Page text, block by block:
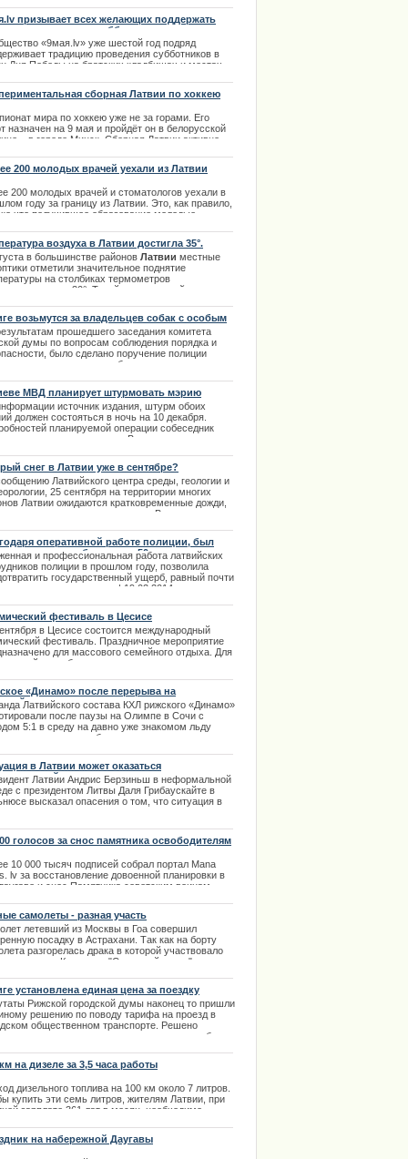
призывает всех желающих поддержать
проведения субботников
«9мая.lv» уже шестой год подряд
традицию проведения субботников в
Дня Победы на братских кладбищах и местах
сборная Латвии по хоккею
мира по хоккею уже не за горами. Его
назначен на 9 мая и пройдёт он в белорусской
– в городе Минск. Сборная Латвии активно
200 молодых врачей уехали из Латвии
200 молодых врачей и стоматологов уехали в
году за границу из Латвии. Это, как правило,
что получившее образование молодые
нашли себе работу в Великобритании и
воздуха в Латвии достигла 35°.
в большинстве районов Латвии местные
отметили значительное поднятие
на столбиках термометров
за 30°. Такой
аномальной жары
источнике. | 08.08.2013
возьмутся за владельцев собак с особым
прошедшего заседания комитета
думы по вопросам соблюдения порядка и
было сделано поручение полиции
уделять особое внимание контролю
МВД планирует штурмовать мэрию
источник издания, штурм обоих
должен состояться в ночь на 10 декабря.
планируемой операции собеседник
рассказывать не стал. В настоящее время в
Майдана, а также медпункт, столовая и
обогрева. | 11.12.2013
снег в Латвии уже в сентябре?
Латвийского центра среды, геологии и
25 сентября на территории многих
Латвии ожидаются кратковременные дожди,
и ночью в северном округе Видземе
оперативной работе полиции, был
ущерб почти на 50 миллионов
и профессиональная работа латвийских
полиции в прошлом году, позволила
государственный ущерб, равный почти
миллионам евро. | 19.02.2014
фестиваль в Цесисе
в Цесисе состоится международный
фестиваль. Праздничное мероприятие
для массового семейного отдыха. Для
разработана интересная
«Динамо» после перерыва на
играх принесли на своих плечах
Латвийского состава КХЛ рижского «Динамо»
после паузы на Олимпе в Сочи с
5:1 в среду на давно уже знакомом льду
очередную победу, значительно
в Латвии может оказаться
Латвии Андрис Берзиньш в неформальной
с президентом Литвы Даля Грибаускайте в
высказал опасения о том, что ситуация в
после скандального высказывания
голосов за снос памятника освободителям
10 000 тысяч подписей собрал портал Mana
lv за восстановление довоенной планировки в
и снос Памятника советским воинам-
захватчиков.
самолеты - разная участь
летевший из Москвы в Гоа совершил
посадку в Астрахани. Так как на борту
разгорелась драка в которой участвовало
Компания "Северный ветер"
установлена единая цена за поездку
Рижской городской думы наконец то пришли
решению по поводу тарифа на проезд в
общественном транспорте. Решено
единую цену за одну поездку для любых
на дизеле за 3,5 часа работы
дизельного топлива на 100 км около 7 литров.
купить эти семь литров, жителям Латвии, при
зарплате 361 лат в месяц, необходимо
на такое же количество топлива житель
при среднем доходе, 2000 латов, должен
на набережной Даугавы